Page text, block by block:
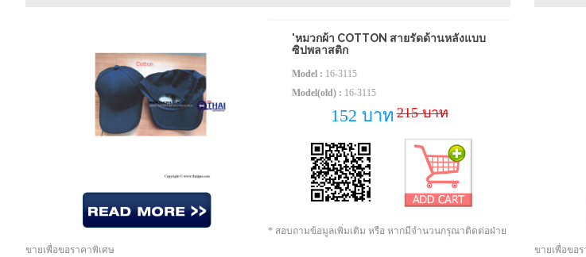
'หมวกผ้า COTTON สายรัดด้านหลังแบบ
ซิปพลาสติก
Model : 16-3115
Model(old) : 16-3115
152 บาท 215 บาท
* สอบถามข้อมูลเพิ่มเติม หรือ หากมีจำนวนกรุณาติดต่อฝ่าย
ขายเพื่อขอราคาพิเศษ
ขายเพื่อขอ